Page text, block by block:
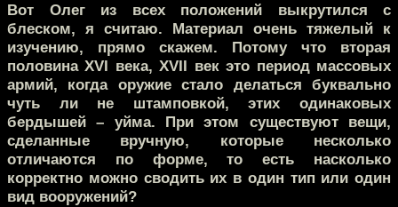
Вот Олег из всех положений выкрутился с
блеском, я считаю. Материал очень тяжелый к
изучению, прямо скажем. Потому что вторая
половина XVI века, XVII век это период массовых
армий, когда оружие стало делаться буквально
чуть ли не штамповкой, этих одинаковых
бердышей – уйма. При этом существуют вещи,
сделанные вручную, которые несколько
отличаются по форме, то есть насколько
корректно можно сводить их в один тип или один
вид вооружений?